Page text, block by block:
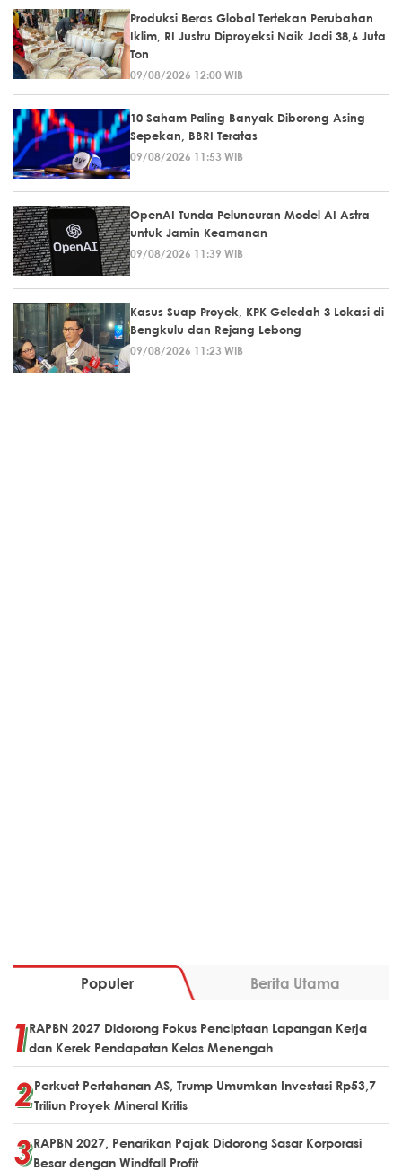
Produksi Beras Global Tertekan Perubahan
Iklim, RI Justru Diproyeksi Naik Jadi 38,6 Juta
Ton
09/08/2026 12:00 WIB
10 Saham Paling Banyak Diborong Asing
Sepekan, BBRI Teratas
09/08/2026 11:53 WIB
OpenAI Tunda Peluncuran Model AI Astra
untuk Jamin Keamanan
09/08/2026 11:39 WIB
Kasus Suap Proyek, KPK Geledah 3 Lokasi di
Bengkulu dan Rejang Lebong
09/08/2026 11:23 WIB
Populer Berita Utama
RAPBN 2027 Didorong Fokus Penciptaan Lapangan Kerja
dan Kerek Pendapatan Kelas Menengah
Perkuat Pertahanan AS, Trump Umumkan Investasi Rp53,7
Triliun Proyek Mineral Kritis
RAPBN 2027, Penarikan Pajak Didorong Sasar Korporasi
Besar dengan Windfall Profit